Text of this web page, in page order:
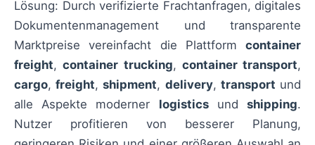
Lösung: Durch verifizierte Frachtanfragen, digitales
Dokumentenmanagement und transparente
Marktpreise vereinfacht die Plattform container
freight,container trucking, container transport,
cargo,freight,shipment, delivery, transport und
alle Aspekte moderner logisticsundshipping.
Nutzer profitieren von besserer Planung,